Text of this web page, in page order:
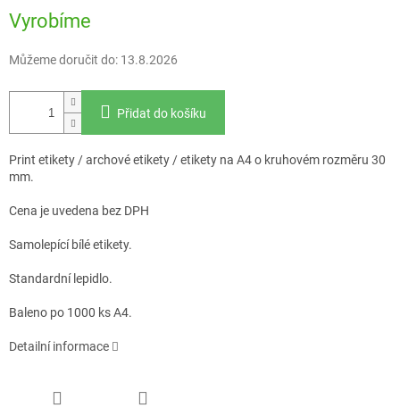
Vyrobíme
Můžeme doručit do: 13.8.2026
Přidat do košíku
Print etikety / archové etikety / etikety na A4 o kruhovém rozměru 30
mm.
Cena je uvedena bez DPH
Samolepící bílé etikety.
Standardní lepidlo.
Baleno po 1000 ks A4.
Detailní informace